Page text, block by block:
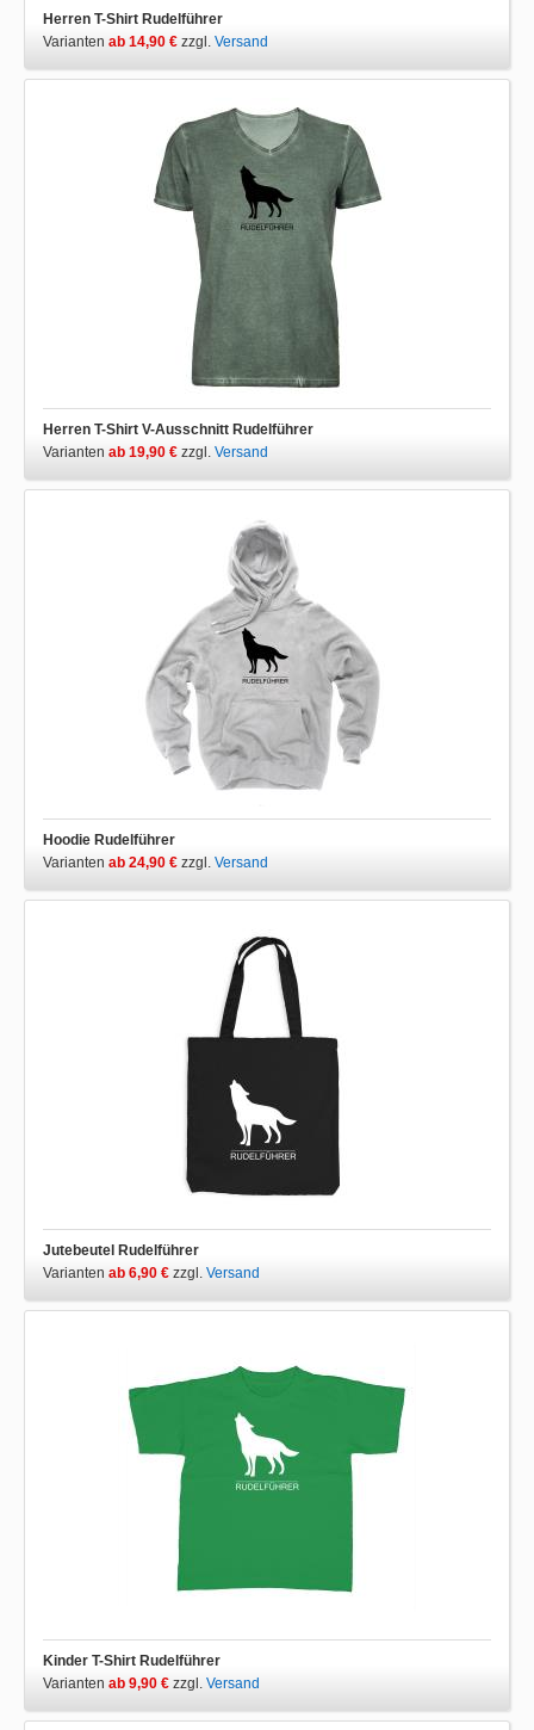
Herren T-Shirt Rudelführer
Varianten ab 14,90 € zzgl. Versand
Herren T-Shirt V-Ausschnitt Rudelführer
Varianten ab 19,90 € zzgl. Versand
Hoodie Rudelführer
Varianten ab 24,90 € zzgl. Versand
Jutebeutel Rudelführer
Varianten ab 6,90 € zzgl. Versand
Kinder T-Shirt Rudelführer
Varianten ab 9,90 € zzgl. Versand